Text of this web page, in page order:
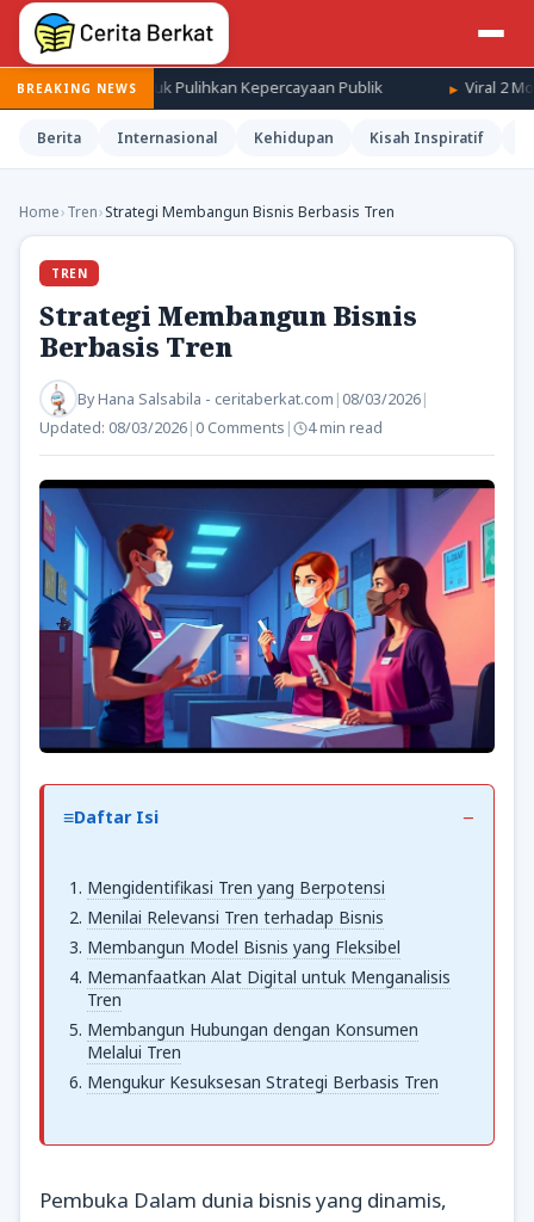
BREAKING NEWS
untuk Pulihkan Kepercayaan Publik Viral 2 Monyet
Berita Internasional Kehidupan Kisah Inspiratif
Home›Tren›Strategi Membangun Bisnis Berbasis Tren
TREN
Strategi Membangun Bisnis
Berbasis Tren
ByHana Salsabila - ceritaberkat.com | 08/03/2026|
Updated: 08/03/2026| 0 Comments | 4 min read
Daftar Isi
Mengidentifikasi Tren yang Berpotensi
Menilai Relevansi Tren terhadap Bisnis
Membangun Model Bisnis yang Fleksibel
Memanfaatkan Alat Digital untuk Menganalisis
Tren
Membangun Hubungan dengan Konsumen
Melalui Tren
Mengukur Kesuksesan Strategi Berbasis Tren
Pembuka Dalam dunia bisnis yang dinamis,